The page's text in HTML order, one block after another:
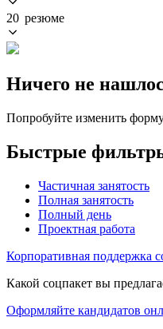
20 резюме
Ничего не
Попробуйте изменить
Быстрые
Частичная занятость
Полная занятость
Полный день
Проектная работа
Корпоративная поддержка
Какой соцпакет вы
Оформляйте кандидатов